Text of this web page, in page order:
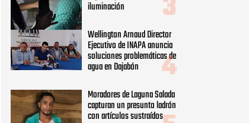
iluminación
Wellington Arnaud Director
Ejecutivo de INAPA anuncia
soluciones problemáticas de
agua en Dajabón
Moradores de Laguna Salada
capturan un presunto ladrón
con artículos sustraídos